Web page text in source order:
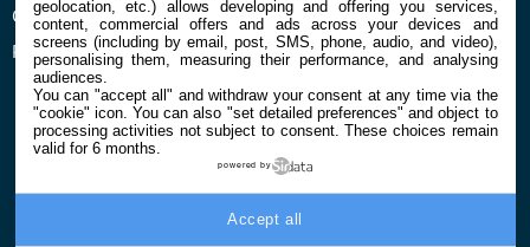
Confidentialité et Cookies
Préférences cookies
geolocation, etc.) allows developing and offering you services,
content, commercial offers and ads across your devices and
screens (including by email, post, SMS, phone, audio, and video),
personalising them, measuring their performance, and analysing
audiences.
You can "accept all" and withdraw your consent at any time via the
"cookie" icon. You can also "set detailed preferences" and object to
processing activities not subject to consent. These choices remain
valid for 6 months.
powered by
Accept all